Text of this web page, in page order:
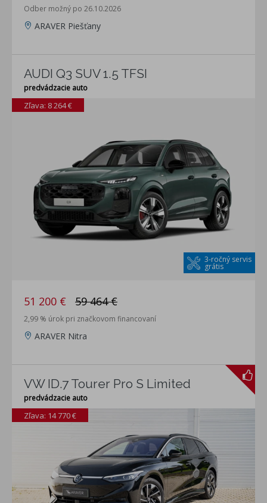
Odber možný po 26.10.2026
ARAVER Piešťany
AUDI Q3 SUV 1.5 TFSI
predvádzacie auto
3-ročný servis
grátis
Zľava: 8 264 €
51 200 € 59 464 €
2,99 % úrok pri značkovom financovaní
ARAVER Nitra
VW ID.7 Tourer Pro S Limited
predvádzacie auto
Zľava: 14 770 €